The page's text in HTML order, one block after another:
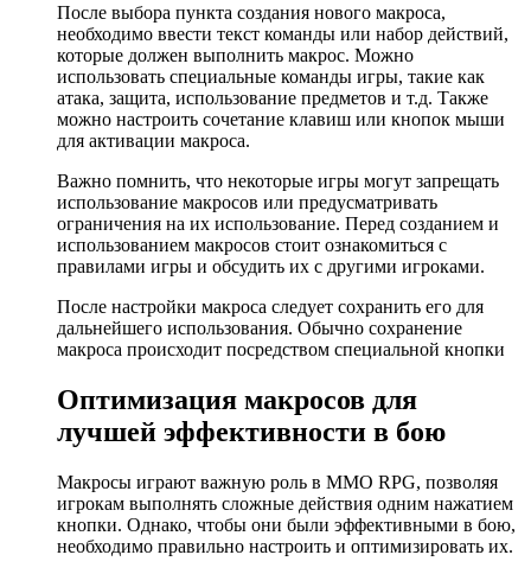
После выбора пункта создания нового макроса,
необходимо ввести текст команды или набор действий,
которые должен выполнить макрос. Можно
использовать специальные команды игры, такие как
атака, защита, использование предметов и т.д. Также
можно настроить сочетание клавиш или кнопок мыши
для активации макроса.
Важно помнить, что некоторые игры могут запрещать
использование макросов или предусматривать
ограничения на их использование. Перед созданием и
использованием макросов стоит ознакомиться с
правилами игры и обсудить их с другими игроками.
После настройки макроса следует сохранить его для
дальнейшего использования. Обычно сохранение
макроса происходит посредством специальной кнопки
Оптимизация макросов для
лучшей эффективности в бою
Макросы играют важную роль в MMO RPG, позволяя
игрокам выполнять сложные действия одним нажатием
кнопки. Однако, чтобы они были эффективными в бою,
необходимо правильно настроить и оптимизировать их.